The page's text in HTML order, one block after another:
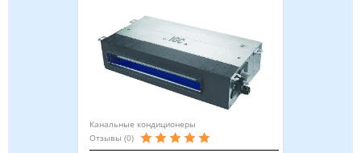
Канальные кондиционеры
Отзывы (0)